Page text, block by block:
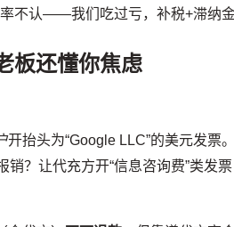
不认——我们吃过亏，补税+滞纳金
板还懂你焦虑
开抬头为“Google LLC”的美元发票
？让代充方开“信息咨询费”类发